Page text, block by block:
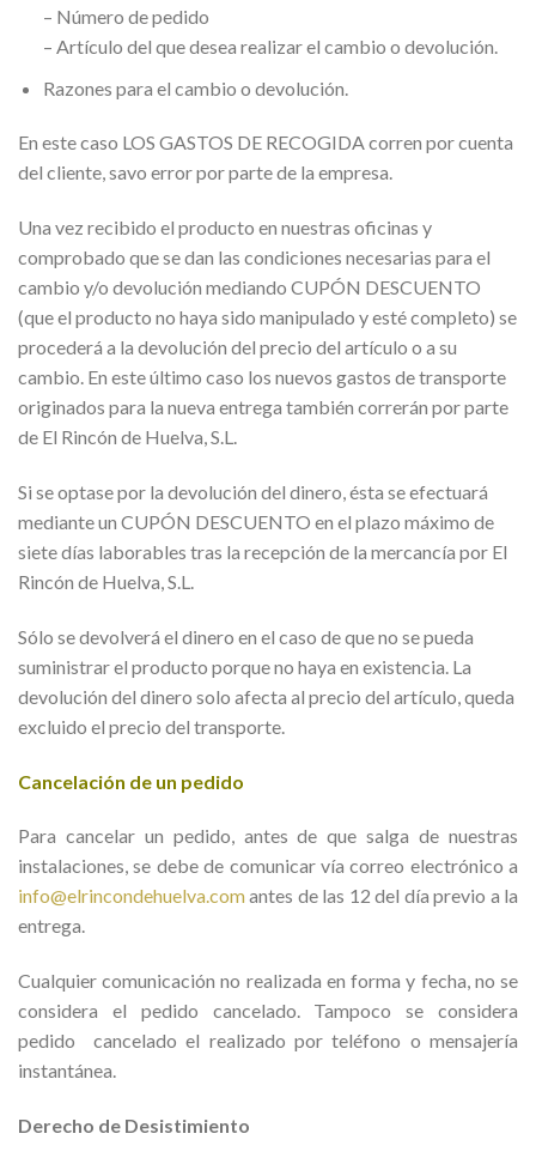
– Número de pedido
– Artículo del que desea realizar el cambio o devolución.
Razones para el cambio o devolución.
En este caso LOS GASTOS DE RECOGIDA corren por cuenta
del cliente, savo error por parte de la empresa.
Una vez recibido el producto en nuestras oficinas y
comprobado que se dan las condiciones necesarias para el
cambio y/o devolución mediando CUPÓN DESCUENTO
(que el producto no haya sido manipulado y esté completo) se
procederá a la devolución del precio del artículo o a su
cambio. En este último caso los nuevos gastos de transporte
originados para la nueva entrega también correrán por parte
de El Rincón de Huelva, S.L.
Si se optase por la devolución del dinero, ésta se efectuará
mediante un CUPÓN DESCUENTO en el plazo máximo de
siete días laborables tras la recepción de la mercancía por El
Rincón de Huelva, S.L.
Sólo se devolverá el dinero en el caso de que no se pueda
suministrar el producto porque no haya en existencia. La
devolución del dinero solo afecta al precio del artículo, queda
excluido el precio del transporte.
Cancelación de un pedido
Para cancelar un pedido, antes de que salga de nuestras
instalaciones, se debe de comunicar vía correo electrónico a
info@elrincondehuelva.comantes de las 12 del día previo a la
entrega.
Cualquier comunicación no realizada en forma y fecha, no se
considera el pedido cancelado. Tampoco se considera
pedido cancelado el realizado por teléfono o mensajería
instantánea.
Derecho de Desistimiento